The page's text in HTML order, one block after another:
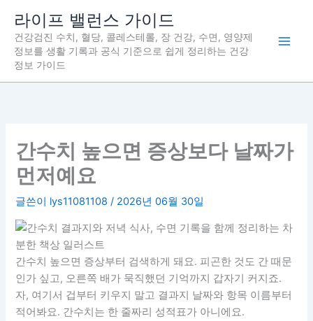
라이프 밸런스 가이드
건강검진 수치, 혈당, 콜레스테롤, 장 건강, 수면, 영양제
정보를 생활 기록과 공식 기준으로 쉽게 정리하는 건강
정보 가이드
간수치 높으면 증상보다 날짜가
먼저예요
글쓴이 lys11081108/ 2026년 06월 30일
간수치 높으면 증상부터 검색하게 돼요. 피곤한 것도 간 때문
인가 싶고, 오른쪽 배가 묵직했던 기억까지 갑자기 커지죠.
자, 여기서 겁부터 키우지 말고 결과지 날짜와 항목 이름부터
적어봐요. 간수치는 한 줄짜리 성적표가 아니에요.